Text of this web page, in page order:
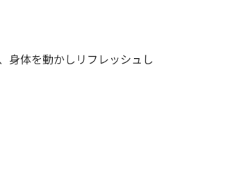
身体を動かしリフレッシュし